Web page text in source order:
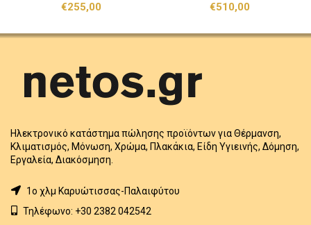
€255,00 €510,00
Ηλεκτρονικό κατάστημα πώλησης προϊόντων για Θέρμανση,
Κλιματισμός, Μόνωση, Χρώμα, Πλακάκια, Είδη Υγιεινής, Δόμηση,
Εργαλεία, Διακόσμηση.
1o χλμ Καρυώτισσας-Παλαιφύτου
Τηλέφωνο: +30 2382 042542